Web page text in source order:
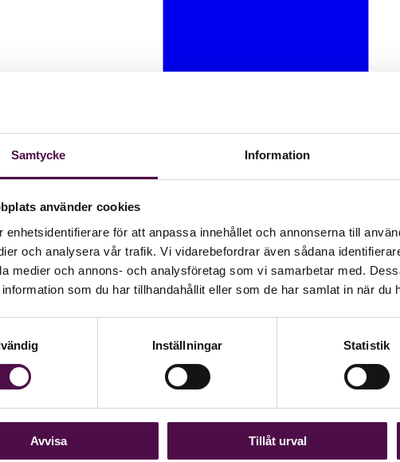
Samtycke Information
använder cookies
enhetsidentifierare för att anpassa innehållet och annonserna till
och analysera vår trafik. Vi vidarebefordrar även sådana
medier och annons- och analysföretag som vi samarbetar med.
information som du har tillhandahållit eller som de har samlat in när du
Inställningar Statistik
Avvisa Tillåt urval